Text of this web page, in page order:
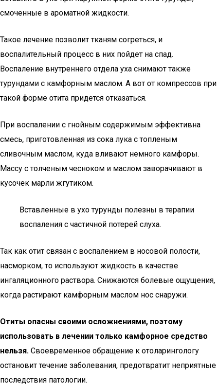
смоченные в ароматной жидкости.
Такое лечение позволит тканям согреться, и
воспалительный процесс в них пойдет на спад.
Воспаление внутреннего отдела уха снимают также
турундами с камфорным маслом. А вот от компрессов при
такой форме отита придется отказаться.
При воспалении с гнойным содержимым эффективна
смесь, приготовленная из сока лука с топленым
сливочным маслом, куда вливают немного камфоры.
Массу с толченым чесноком и маслом заворачивают в
кусочек марли жгутиком.
Вставленные в ухо турунды полезны в терапии
воспаления с частичной потерей слуха.
Так как отит связан с воспалением в носовой полости,
насморком, то используют жидкость в качестве
ингаляционного раствора. Снижаются болевые ощущения,
когда растирают камфорным маслом нос снаружи.
Отиты опасны своими осложнениями, поэтому
использовать в лечении только камфорное средство
нельзя. Своевременное обращение к отоларингологу
остановит течение заболевания, предотвратит неприятные
последствия патологии.